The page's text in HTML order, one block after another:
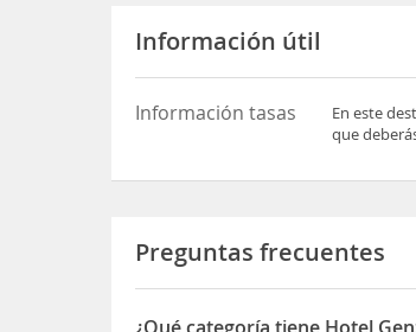
Información útil
Información tasas
En este
que
Preguntas frecuentes